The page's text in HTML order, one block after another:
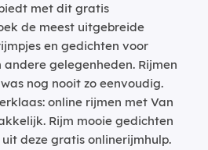
met dit gratis
de meest uitgebreide
en gedichten voor
andere gelegenheden. Rijmen
nog nooit zo eenvoudig.
online rijmen met Van
Rijm mooie gedichten
deze gratis onlinerijmhulp.